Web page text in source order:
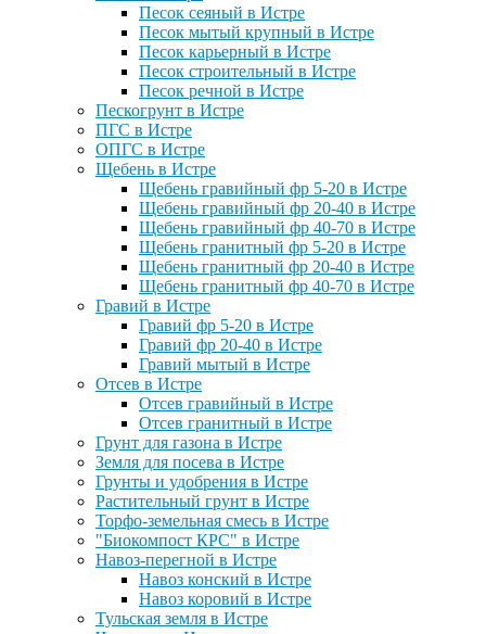
Песок сеяный в Истре
Песок мытый крупный в Истре
Песок карьерный в Истре
Песок строительный в Истре
Песок речной в Истре
Пескогрунт в Истре
ПГС в Истре
ОПГС в Истре
Щебень в Истре
Щебень гравийный фр 5-20 в Истре
Щебень гравийный фр 20-40 в Истре
Щебень гравийный фр 40-70 в Истре
Щебень гранитный фр 5-20 в Истре
Щебень гранитный фр 20-40 в Истре
Щебень гранитный фр 40-70 в Истре
Гравий в Истре
Гравий фр 5-20 в Истре
Гравий фр 20-40 в Истре
Гравий мытый в Истре
Отсев в Истре
Отсев гравийный в Истре
Отсев гранитный в Истре
Грунт для газона в Истре
Земля для посева в Истре
Грунты и удобрения в Истре
Растительный грунт в Истре
Торфо-земельная смесь в Истре
"Биокомпост КРС" в Истре
Навоз-перегной в Истре
Навоз конский в Истре
Навоз коровий в Истре
Тульская земля в Истре